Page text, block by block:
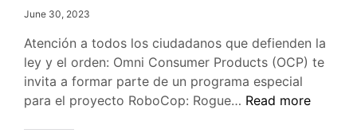
June 30, 2023
Atención a todos los ciudadanos que defienden la
ley y el orden: Omni Consumer Products (OCP) te
invita a formar parte de un programa especial
para el proyecto RoboCop: Rogue… Anuncian
Read more